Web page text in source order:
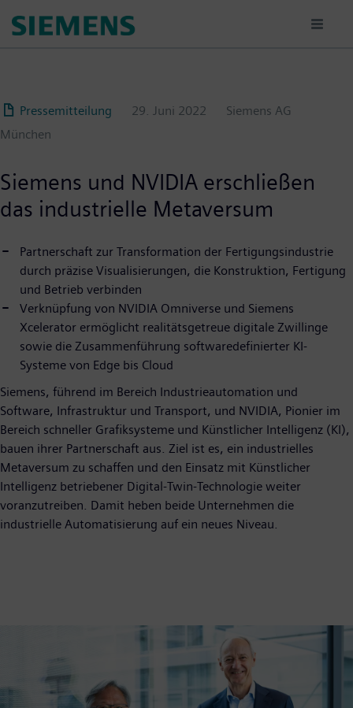
para
Pressemitteilung
29. Juni 2022
Siemens AG
München
Siemens und NVIDIA erschließen
das industrielle Metaversum
Partnerschaft zur Transformation der Fertigungsindustrie
durch präzise Visualisierungen, die Konstruktion, Fertigung
und Betrieb verbinden
Verknüpfung von NVIDIA Omniverse und Siemens
Xcelerator ermöglicht realitätsgetreue digitale Zwillinge
sowie die Zusammenführung softwaredefinierter KI-
Systeme von Edge bis Cloud
Siemens, führend im Bereich Industrieautomation und
Software, Infrastruktur und Transport, und NVIDIA, Pionier im
Bereich schneller Grafiksysteme und Künstlicher Intelligenz (KI),
bauen ihrer Partnerschaft aus. Ziel ist es, ein industrielles
Metaversum zu schaffen und den Einsatz mit Künstlicher
Intelligenz betriebener Digital-Twin-Technologie weiter
voranzutreiben. Damit heben beide Unternehmen die
industrielle Automatisierung auf ein neues Niveau.